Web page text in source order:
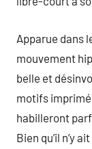
Apparue dans
mouvement
belle et
motifs
habilleront
Bien qu’il n’y